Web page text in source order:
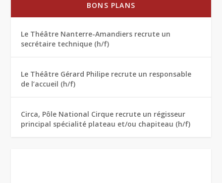
BONS PLANS
Le Théâtre Nanterre-Amandiers recrute un
secrétaire technique (h/f)
Le Théâtre Gérard Philipe recrute un responsable
de l’accueil (h/f)
Circa, Pôle National Cirque recrute un régisseur
principal spécialité plateau et/ou chapiteau (h/f)